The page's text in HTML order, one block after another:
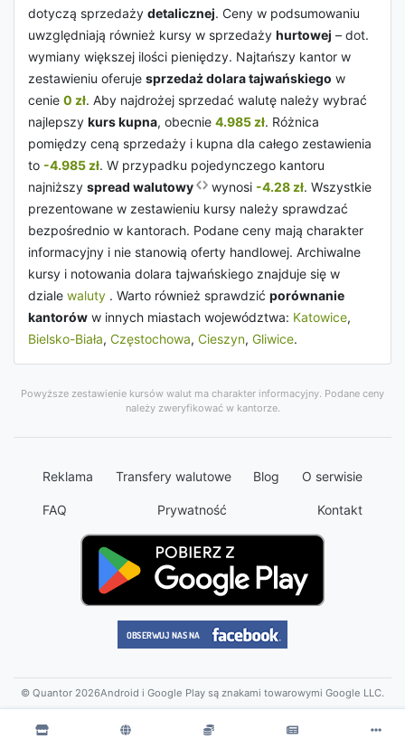
dotyczą sprzedaży detalicznej. Ceny w podsumowaniu
uwzględniają również kursy w sprzedaży hurtowej – dot.
wymiany większej ilości pieniędzy. Najtańszy kantor w
zestawieniu oferuje sprzedaż dolara tajwańskiego w
cenie 0 zł. Aby najdrożej sprzedać walutę należy wybrać
najlepszy kurs kupna, obecnie 4.985 zł. Różnica
pomiędzy ceną sprzedaży i kupna dla całego zestawienia
to -4.985 zł. W przypadku pojedynczego kantoru
najniższy spread walutowy wynosi -4.28 zł. Wszystkie
prezentowane w zestawieniu kursy należy sprawdzać
bezpośrednio w kantorach. Podane ceny mają charakter
informacyjny i nie stanowią oferty handlowej. Archiwalne
kursy i notowania dolara tajwańskiego znajduje się w
dziale waluty . Warto również sprawdzić porównanie
kantorów w innych miastach województwa: Katowice,
Bielsko-Biała, Częstochowa, Cieszyn, Gliwice.
Powyższe zestawienie kursów walut ma charakter informacyjny. Podane ceny
należy zweryfikować w kantorze.
Reklama Transfery walutowe Blog O serwisie
FAQ Prywatność Kontakt
© Quantor 2026Android i Google Play są znakami towarowymi Google LLC.